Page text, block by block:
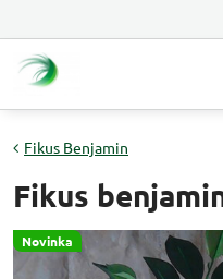
Novinka
Fikus Benjamin
Fikus